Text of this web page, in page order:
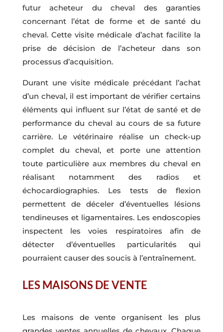
futur acheteur du cheval des garanties
concernant l’état de forme et de santé du
cheval. Cette visite médicale d’achat facilite la
prise de décision de l’acheteur dans son
processus d’acquisition.
Durant une visite médicale précédant l’achat
d’un cheval, il est important de vérifier certains
éléments qui influent sur l’état de santé et de
performance du cheval au cours de sa future
carrière. Le vétérinaire réalise un check-up
complet du cheval, et porte une attention
toute particulière aux membres du cheval en
réalisant notamment des radios et
échocardiographies. Les tests de flexion
permettent de déceler d’éventuelles lésions
tendineuses et ligamentaires. Les endoscopies
inspectent les voies respiratoires afin de
détecter d’éventuelles particularités qui
pourraient causer des soucis à l’entraînement.
LES MAISONS DE VENTE
Les maisons de vente organisent les plus